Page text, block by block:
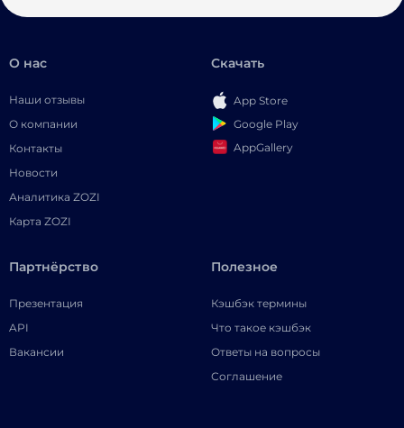
О нас
Наши отзывы
О компании
Контакты
Новости
Аналитика ZOZI
Карта ZOZI
Скачать
App Store
Google Play
AppGallery
Партнёрство
Презентация
API
Вакансии
Полезное
Кэшбэк термины
Что такое кэшбэк
Ответы на вопросы
Соглашение